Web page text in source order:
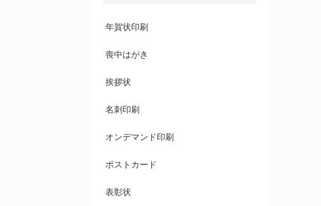
年賀状印刷
喪中はがき
挨拶状
名刺印刷
オンデマンド印刷
ポストカード
表彰状